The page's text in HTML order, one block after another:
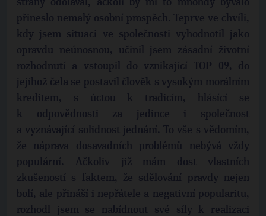
strany odolával, ačkoli by mi to mnohdy bývalo
přineslo nemalý osobní prospěch. Teprve ve chvíli,
kdy jsem situaci ve společnosti vyhodnotil jako
opravdu neúnosnou, učinil jsem zásadní životní
rozhodnutí a vstoupil do vznikající TOP 09, do
jejíhož čela se postavil člověk s vysokým morálním
kreditem, s úctou k tradicím, hlásící se
k odpovědnosti za jedince i společnost
a vyznávající solidnost jednání. To vše s vědomím,
že náprava dosavadních problémů nebývá vždy
populární. Ačkoliv již mám dost vlastních
zkušeností s faktem, že sdělování pravdy nejen
bolí, ale přináší i nepřátele a negativní popularitu,
rozhodl jsem se nabídnout své síly k realizaci